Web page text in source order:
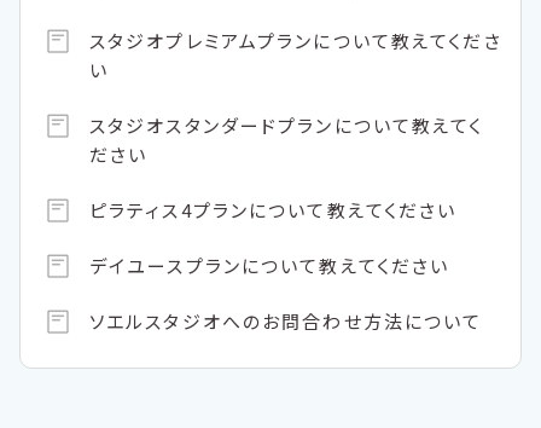
スタジオプレミアムプランについて教えてくださ
い
スタジオスタンダードプランについて教えてく
ださい
ピラティス4プランについて教えてください
デイユースプランについて教えてください
ソエルスタジオへのお問合わせ方法について